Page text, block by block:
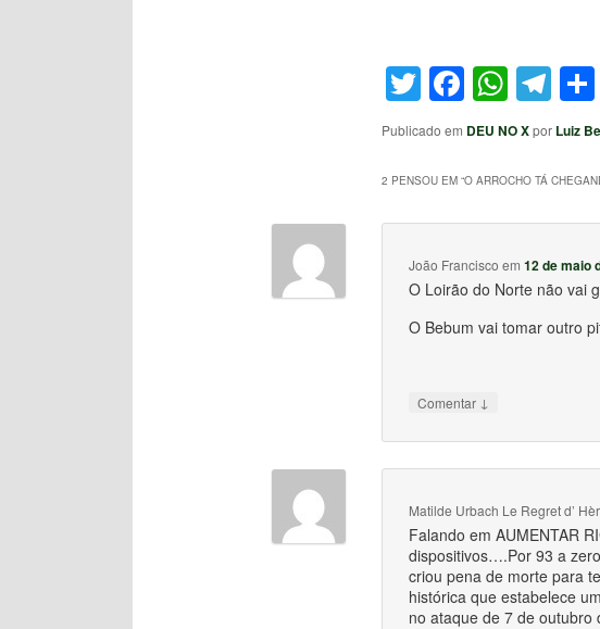
Twitter
Facebook
Publicado em DEU NO Xpor Luiz
2 PENSOU EM “O ARROCHO TÁ
João Francisco em12 de maio
O Loirão do Norte não vai
O Bebum vai tomar outro
Comentar ↓
Matilde Urbach Le Regret d’
Falando em AUMENTAR
dispositivos….Por 93 a
criou pena de morte para
histórica que estabelece
no ataque de 7 de outubro